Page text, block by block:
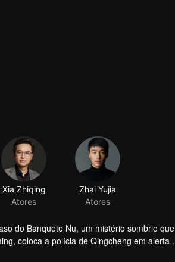
Xia Zhiqing
Atores
Zhai Yujia
Atores
do Banquete Nu, um mistério sombrio que
coloca a polícia de Qingcheng em alerta
logo se desdobra em uma vasta rede
sob o disfarce de resgate animal,